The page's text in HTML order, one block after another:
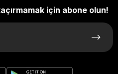
için abone olun!